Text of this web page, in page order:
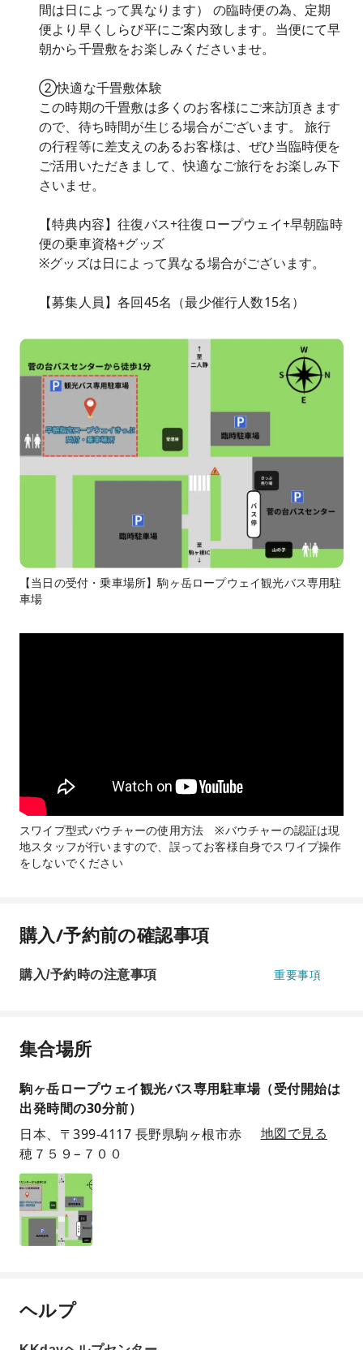
間は日によって異なります） の臨時便の為、定期
便より早くしらび平にご案内致します。当便にて早
朝から千畳敷をお楽しみくださいませ。
②快適な千畳敷体験
この時期の千畳敷は多くのお客様にご来訪頂きます
ので、待ち時間が生じる場合がございます。 旅行
の行程等に差支えのあるお客様は、ぜひ当臨時便を
ご活用いただきまして、快適なご旅行をお楽しみ下
さいませ。
【特典内容】往復バス+往復ロープウェイ+早朝臨時
便の乗車資格+グッズ
※グッズは日によって異なる場合がございます。
【募集人員】各回45名（最少催行人数15名）
【当日の受付・乗車場所】駒ヶ岳ロープウェイ観光バス専用駐
車場
スワイプ型式バウチャーの使用方法 ※バウチャーの認証は現
地スタッフが行いますので、誤ってお客様自身でスワイプ操作
をしないでください
購入/予約前の確認事項
購入/予約時の注意事項 重要事項
集合場所
駒ヶ岳ロープウェイ観光バス専用駐車場（受付開始は
出発時間の30分前）
日本、〒399-4117 長野県駒ヶ根市赤
穂７５９−７００
地図で見る
ヘルプ